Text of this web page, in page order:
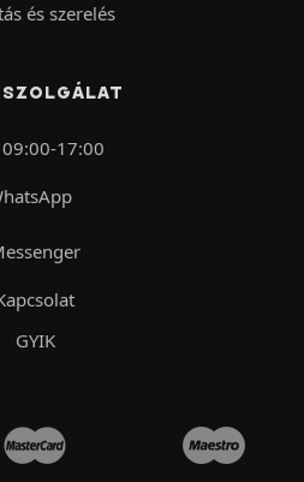
és szerelés
09:00-17:00
GYIK